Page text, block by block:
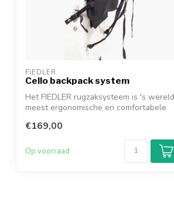
FIEDLER
Cello backpack system
Het FIEDLER rugzaksysteem is 's
meest ergonomische en comfortabele
€169,00
Op voorraad